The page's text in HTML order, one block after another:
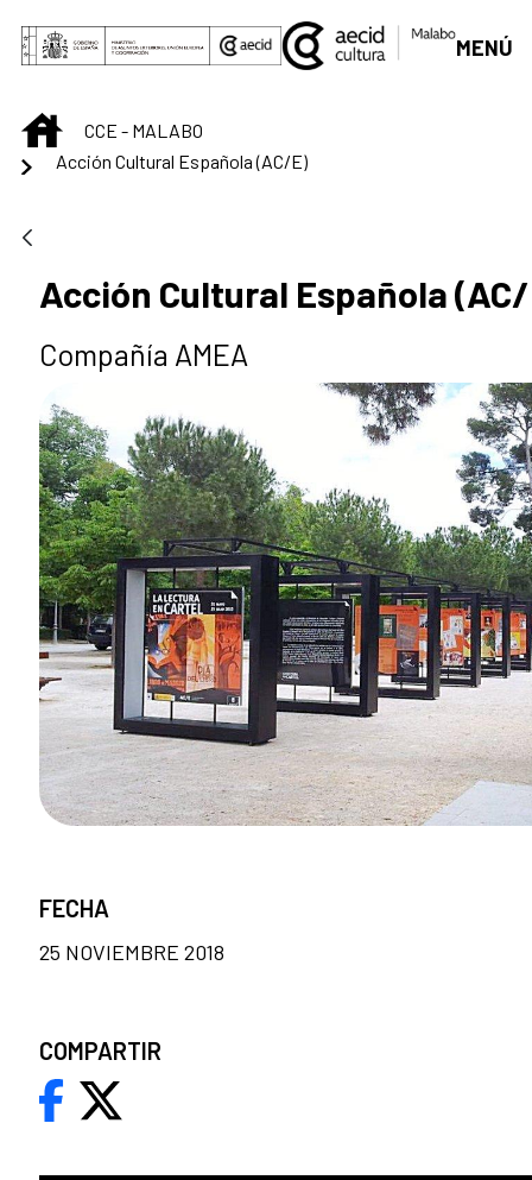
Saltar al contenido principal
MENÚ
INICIOCCE - MALABO
Acción Cultural Española (AC/E)
Acción Cultural Española
Compañía AMEA
FECHA
25 NOVIEMBRE 2018
COMPARTIR